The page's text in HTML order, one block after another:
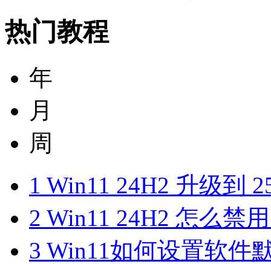
热门教程
年
月
周
1 Win11 24H2 升级到
2 Win11 24H2 怎么禁
3 Win11如何设置软件